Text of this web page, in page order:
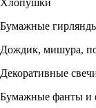
Хлопушки
Бумажные
Дождик, мишура,
Декоративные
Бумажные фанты и